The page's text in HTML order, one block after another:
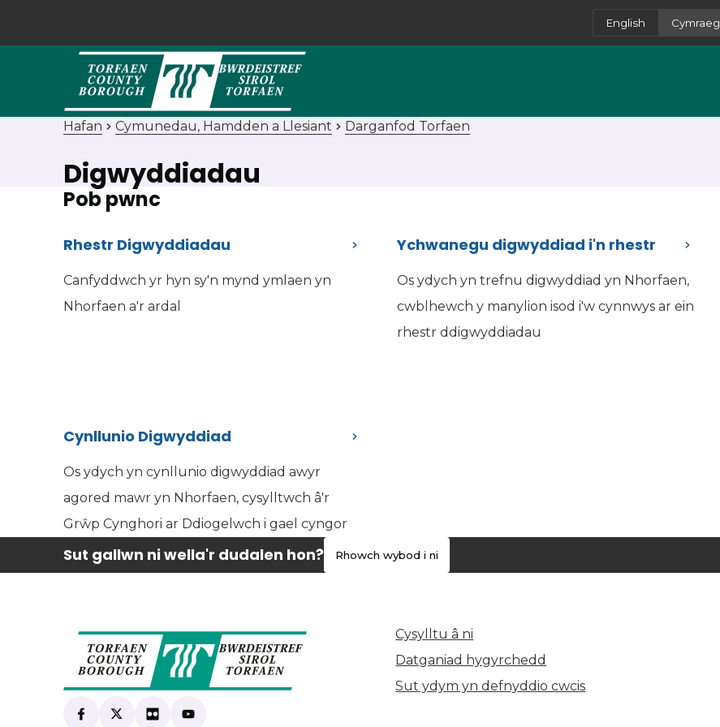
English Cymraeg
Hafan Cymunedau, Hamdden a Llesiant Darganfod Torfaen
Digwyddiadau
Pob pwnc
Rhestr Digwyddiadau
Canfyddwch yr hyn sy'n mynd ymlaen yn
Nhorfaen a'r ardal
Ychwanegu digwyddiad i'n rhestr
Os ydych yn trefnu digwyddiad yn Nhorfaen,
cwblhewch y manylion isod i'w cynnwys ar ein
rhestr ddigwyddiadau
Cynllunio Digwyddiad
Os ydych yn cynllunio digwyddiad awyr
agored mawr yn Nhorfaen, cysylltwch â'r
Grŵp Cynghori ar Ddiogelwch i gael cyngor
Sut gallwn ni wella'r dudalen hon? Rhowch wybod i ni
Find us on Facebook
(yn agor mewn tab newydd)
Follow us on X
(yn agor mewn tab newydd)
View our Flickr
(yn agor mewn tab newydd)
Subscribe to our YouTube
(yn agor mewn tab newydd)
Cysylltu â ni
Datganiad hygyrchedd
Sut ydym yn defnyddio cwcis